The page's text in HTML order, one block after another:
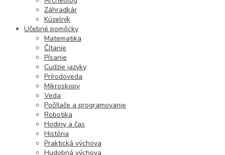
Záhradkár
Kúzelník
Učebné pomôcky
Matematika
Čítanie
Písanie
Cudzie jazyky
Prírodoveda
Mikroskopy
Veda
Počítače a programovanie
Robotika
Hodiny a čas
História
Praktická výchova
Hudobná výchova